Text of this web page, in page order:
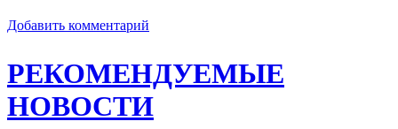
Добавить комментарий
РЕКОМЕНДУЕМЫЕ
НОВОСТИ